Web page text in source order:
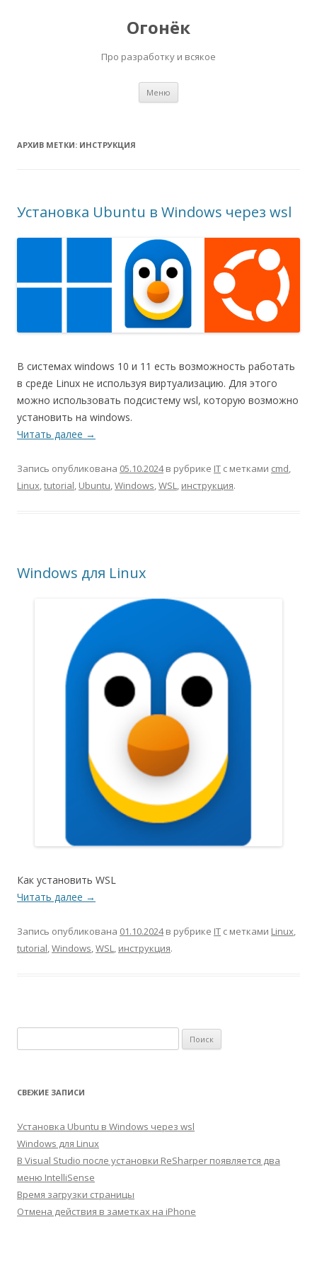
Огонёк
Про разработку и всякое
Меню
АРХИВ МЕТКИ: ИНСТРУКЦИЯ
Установка Ubuntu в Windows через wsl
В системах windows 10 и 11 есть возможность работать
в среде Linux не используя виртуализацию. Для этого
можно использовать подсистему wsl, которую возможно
установить на windows.
Читать далее →
Запись опубликована 05.10.2024в рубрике IT с метками cmd,
Linux,tutorial, Ubuntu,Windows,WSL, инструкция.
Windows для Linux
Как установить WSL
Читать далее →
Запись опубликована 01.10.2024в рубрике IT с метками Linux,
tutorial,Windows,WSL, инструкция.
СВЕЖИЕ ЗАПИСИ
Установка Ubuntu в Windows через wsl
Windows для Linux
В Visual Studio после установки ReSharper появляется два
меню IntelliSense
Время загрузки страницы
Отмена действия в заметках на iPhone